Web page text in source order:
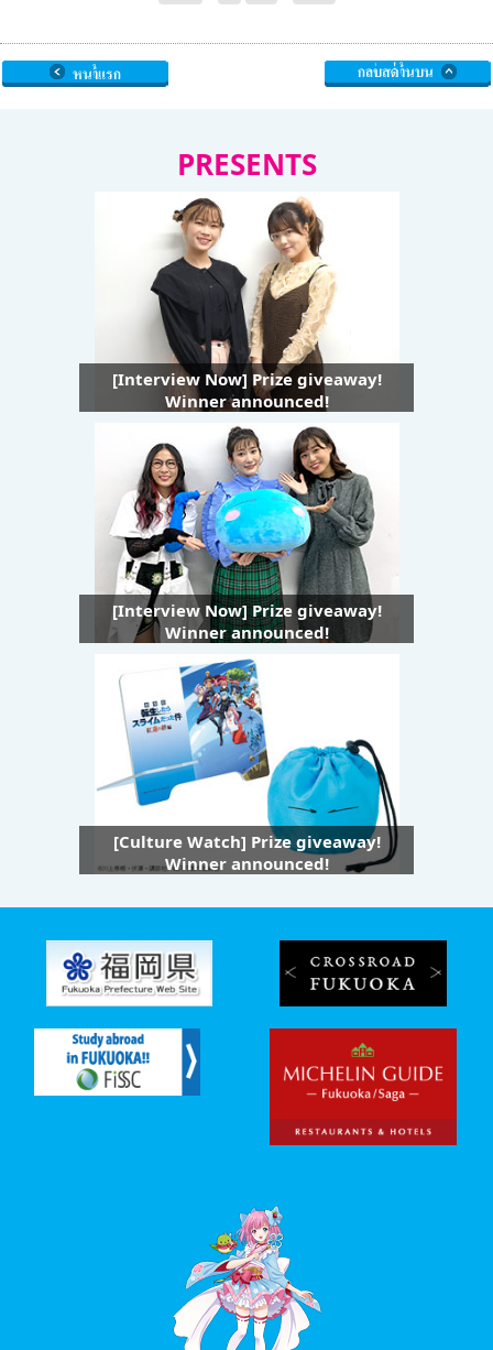
PRESENTS
[Interview Now] Prize giveaway!
Winner announced!
[Interview Now] Prize giveaway!
Winner announced!
[Culture Watch] Prize giveaway!
Winner announced!